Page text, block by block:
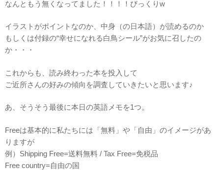
なんともう無くなってました！！！！びっくりw
イラストがポイントなのか、中身（の日本語）が読めるのか
もしくは付録の“幸せになれる白鳥シール”がお気に召したの
か・・・
これからも、読み終わった本を投入して
ご近所さんの好みの傾向を調査していきたいと思います♪
あ、そうそう最後に本日の英語メモを1つ。
Freeは基本的に私たちには「無料」や「自由」のイメージがあ
りますが
例）Shipping Free=送料無料 / Tax Free=免税品
Free country=自由の国